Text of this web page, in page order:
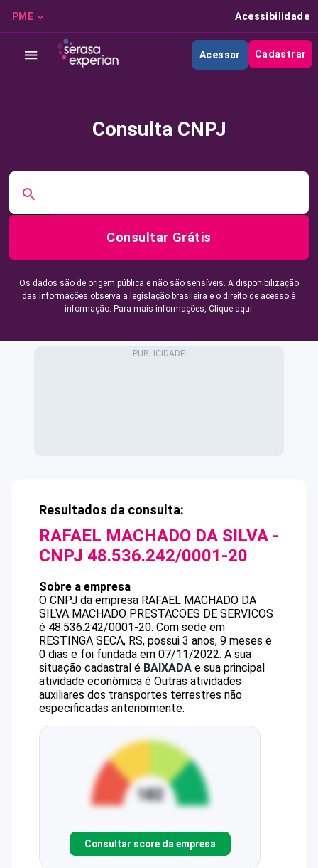
PME Acessibilidade
Acessar Cadastrar
Consulta CNPJ
Consultar Grátis
Os dados são de origem pública e não são sensíveis. A disponibilização
das informações observa a legislação brasileira e o direito de acesso à
informação. Para mais informações, Clique aqui.
Resultados da consulta:
RAFAEL MACHADO DA SILVA -
CNPJ 48.536.242/0001-20
Sobre a empresa
O CNPJ da empresa RAFAEL MACHADO DA
SILVA MACHADO PRESTACOES DE SERVICOS
é 48.536.242/0001-20. Com sede em
RESTINGA SECA, RS, possui 3 anos, 9 meses e
0 dias e foi fundada em 07/11/2022. A sua
situação cadastral é BAIXADA e sua principal
atividade econômica é Outras atividades
auxiliares dos transportes terrestres não
especificadas anteriormente.
Consultar score da empresa